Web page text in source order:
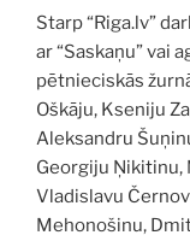
Starp “Riga.lv”
ar “Saskaņu” vai
pētnieciskās
Oškāju, Kseniju
Aleksandru
Georgiju Ņikitinu,
Vladislavu
Mehonošinu,